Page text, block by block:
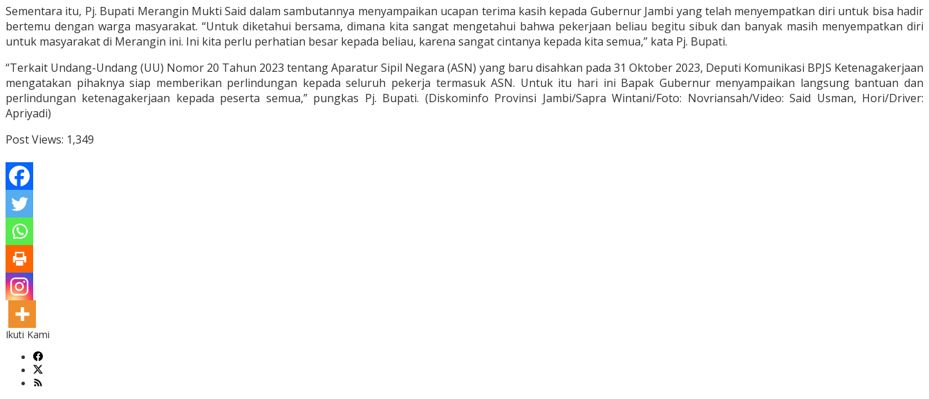
Sementara itu, Pj. Bupati Merangin Mukti Said dalam sambutannya menyampaikan ucapan terima kasih kepada Gubernur Jambi yang telah menyempatkan diri untuk bisa hadir
bertemu dengan warga masyarakat. “Untuk diketahui bersama, dimana kita sangat mengetahui bahwa pekerjaan beliau begitu sibuk dan banyak masih menyempatkan diri
untuk masyarakat di Merangin ini. Ini kita perlu perhatian besar kepada beliau, karena sangat cintanya kepada kita semua,” kata Pj. Bupati.
“Terkait Undang-Undang (UU) Nomor 20 Tahun 2023 tentang Aparatur Sipil Negara (ASN) yang baru disahkan pada 31 Oktober 2023, Deputi Komunikasi BPJS Ketenagakerjaan
mengatakan pihaknya siap memberikan perlindungan kepada seluruh pekerja termasuk ASN. Untuk itu hari ini Bapak Gubernur menyampaikan langsung bantuan dan
perlindungan ketenagakerjaan kepada peserta semua,” pungkas Pj. Bupati. (Diskominfo Provinsi Jambi/Sapra Wintani/Foto: Novriansah/Video: Said Usman, Hori/Driver:
Apriyadi)
Post Views: 1,349
Ikuti Kami